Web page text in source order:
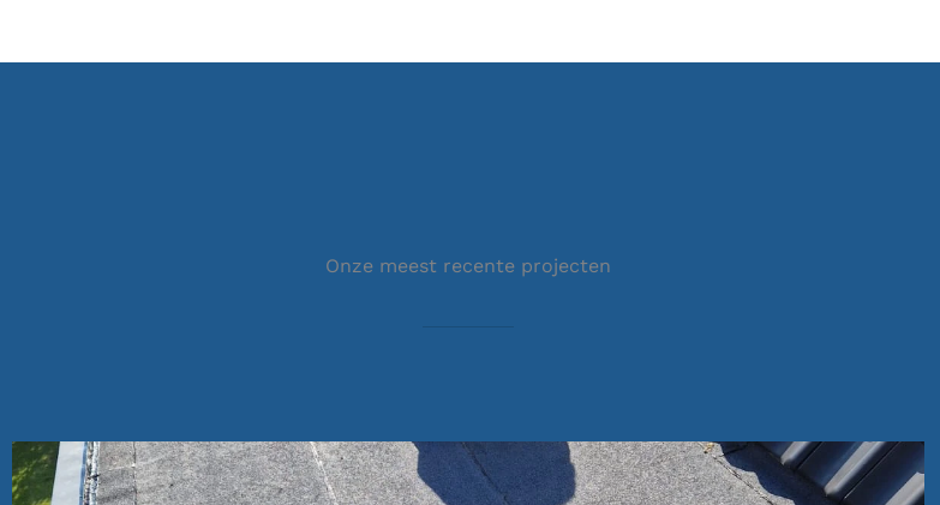
Onze meest recente projecten